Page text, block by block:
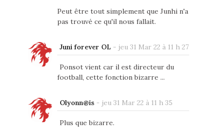
Peut être tout simplement que Junhi n'a
pas trouvé ce qu'il nous fallait.
Juni forever OL - jeu 31 Mar 22 à 11 h 27
Ponsot vient car il est directeur du
football, cette fonction bizarre ...
Olyonn@is- jeu 31 Mar 22 à 11 h 35
Plus que bizarre.